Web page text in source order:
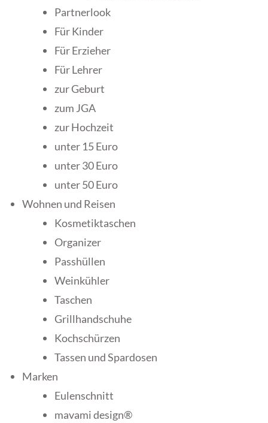
Partnerlook
Für Kinder
Für Erzieher
Für Lehrer
zur Geburt
zum JGA
zur Hochzeit
unter 15 Euro
unter 30 Euro
unter 50 Euro
Wohnen und Reisen
Kosmetiktaschen
Organizer
Passhüllen
Weinkühler
Taschen
Grillhandschuhe
Kochschürzen
Tassen und Spardosen
Marken
Eulenschnitt
mavami design®